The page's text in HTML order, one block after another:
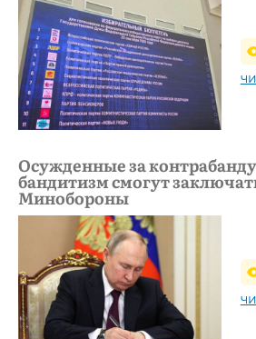
Осужденные за
бандитизм смогут
Минобороны